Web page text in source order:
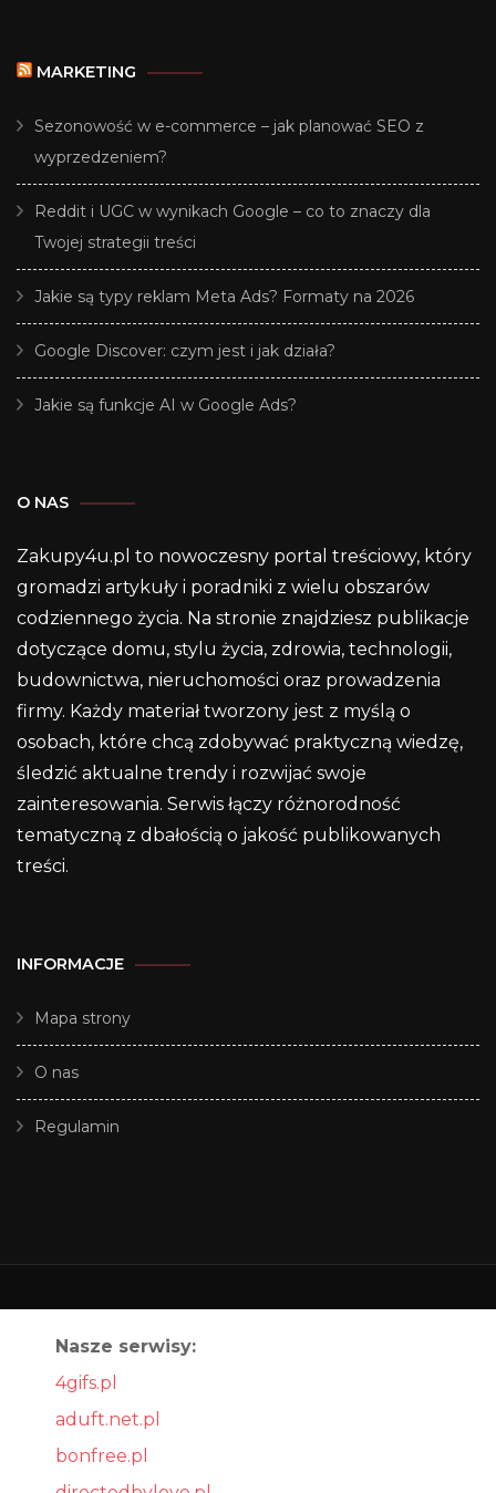
MARKETING
Sezonowość w e-commerce – jak planować SEO z
wyprzedzeniem?
Reddit i UGC w wynikach Google – co to znaczy dla
Twojej strategii treści
Jakie są typy reklam Meta Ads? Formaty na 2026
Google Discover: czym jest i jak działa?
Jakie są funkcje AI w Google Ads?
O NAS
Zakupy4u.pl to nowoczesny portal treściowy, który
gromadzi artykuły i poradniki z wielu obszarów
codziennego życia. Na stronie znajdziesz publikacje
dotyczące domu, stylu życia, zdrowia, technologii,
budownictwa, nieruchomości oraz prowadzenia
firmy. Każdy materiał tworzony jest z myślą o
osobach, które chcą zdobywać praktyczną wiedzę,
śledzić aktualne trendy i rozwijać swoje
zainteresowania. Serwis łączy różnorodność
tematyczną z dbałością o jakość publikowanych
treści.
INFORMACJE
Mapa strony
O nas
Regulamin
Nasze serwisy:
4gifs.pl
aduft.net.pl
bonfree.pl